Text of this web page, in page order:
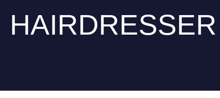
HAIRDRESSER